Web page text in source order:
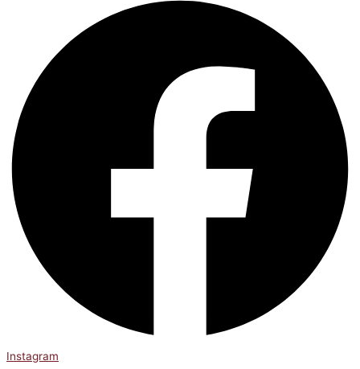
Instagram